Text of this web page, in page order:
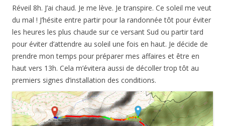
Réveil 8h. J’ai chaud. Je me lève. Je transpire. Ce soleil me veut
du mal ! J’hésite entre partir pour la randonnée tôt pour éviter
les heures les plus chaude sur ce versant Sud ou partir tard
pour éviter d’attendre au soleil une fois en haut. Je décide de
prendre mon temps pour préparer mes affaires et être en
haut vers 13h. Cela m’évitera aussi de décoller trop tôt au
premiers signes d’installation des conditions.